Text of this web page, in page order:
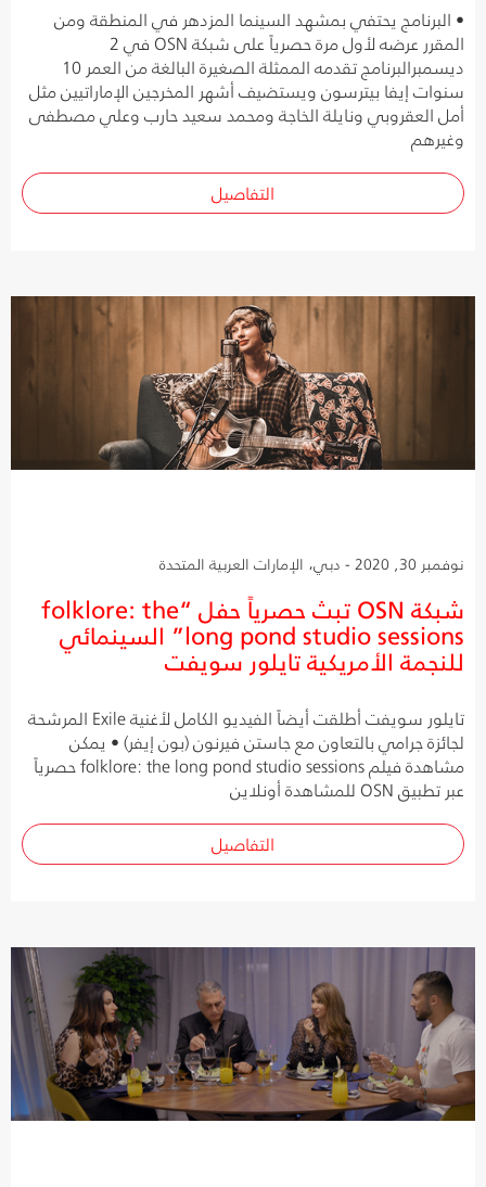
• البرنامج يحتفي بمشهد السينما المزدهر في المنطقة ومن
المقرر عرضه لأول مرة حصرياً على شبكة OSN في 2
ديسمبرالبرنامج تقدمه الممثلة الصغيرة البالغة من العمر 10
سنوات إيفا بيترسون ويستضيف أشهر المخرجين الإماراتيين مثل
أمل العقروبي ونايلة الخاجة ومحمد سعيد حارب وعلي مصطفى
وغيرهم
التفاصيل
نوفمبر 30, 2020 - دبي، الإمارات العربية المتحدة
شبكة OSN تبث حصرياً حفل “folklore: the
long pond studio sessions” السينمائي
للنجمة الأمريكية تايلور سويفت
تايلور سويفت أطلقت أيضاً الفيديو الكامل لأغنية Exile المرشحة
لجائزة جرامي بالتعاون مع جاستن فيرنون (بون إيفر) • يمكن
مشاهدة فيلم folklore: the long pond studio sessions حصرياً
عبر تطبيق OSN للمشاهدة أونلاين
التفاصيل